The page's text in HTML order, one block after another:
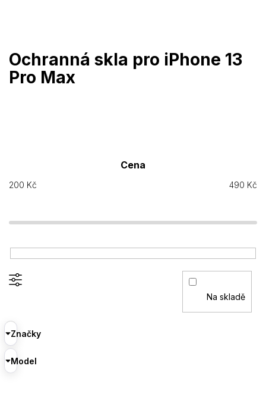
Ochranná skla pro iPhone 13
Pro Max
Cena
200 Kč 490 Kč
Na skladě
Značky
Model